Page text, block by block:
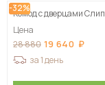
-32%
Комод с дверцами Слип
Цена
28 880 19 640
за 1 день